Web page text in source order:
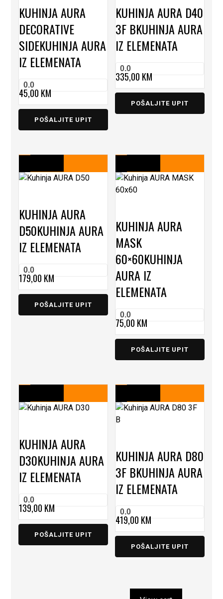
KUHINJA AURA
DECORATIVE
SIDEKUHINJA AURA
IZ ELEMENATA
0.0
45,00 KM
POŠALJITE UPIT
KUHINJA AURA D40
3F BKUHINJA AURA
IZ ELEMENATA
0.0
335,00 KM
POŠALJITE UPIT
KUHINJA AURA
D50KUHINJA AURA
IZ ELEMENATA
0.0
179,00 KM
POŠALJITE UPIT
KUHINJA AURA
MASK
60×60KUHINJA
AURA IZ
ELEMENATA
0.0
75,00 KM
POŠALJITE UPIT
KUHINJA AURA
D30KUHINJA AURA
IZ ELEMENATA
0.0
139,00 KM
POŠALJITE UPIT
KUHINJA AURA D80
3F BKUHINJA AURA
IZ ELEMENATA
0.0
419,00 KM
POŠALJITE UPIT